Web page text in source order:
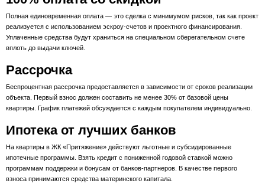
Полная единовременная оплата — это сделка с минимумом рисков, так как проект
реализуется с использованием эскроу-счетов и проектного финансирования.
Уплаченные средства будут храниться на специальном сберегательном счете
вплоть до выдачи ключей.
Рассрочка
Беспроцентная рассрочка предоставляется в зависимости от сроков реализации
объекта. Первый взнос должен составить не менее 30% от базовой цены
квартиры. График платежей обсуждается с каждым покупателем индивидуально.
Ипотека от лучших банков
На квартиры в ЖК «Притяжение» действуют льготные и субсидированные
ипотечные программы. Взять кредит с пониженной годовой ставкой можно
программам поддержки и бонусам от банков-партнеров. В качестве первого
взноса принимаются средства материнского капитала.